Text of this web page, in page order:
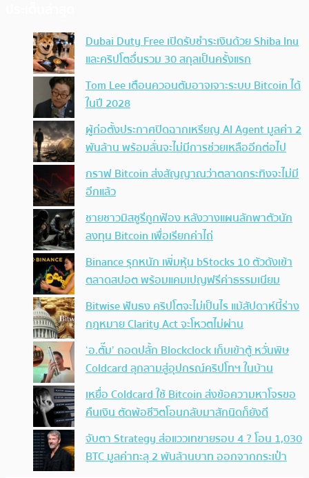
Dubai Duty Free เปิดรับชำระเงินด้วย Shiba Inu
และคริปโตอื่นรวม 30 สกุลเป็นครั้งแรก
Tom Lee เตือนควอนตัมอาจเจาะระบบ Bitcoin ได้
ในปี 2028
ผู้ก่อตั้งประกาศปิดฉากเหรียญ AI Agent มูลค่า 2
พันล้าน พร้อมลั่นจะไม่มีการช่วยเหลืออีกต่อไป
กราฟ Bitcoin ส่งสัญญาณว่าตลาดกระทิงจะไม่มี
อีกแล้ว
ชายชาวมิสซูรีถูกฟ้อง หลังวางแผนลักพาตัวนัก
ลงทุน Bitcoin เพื่อเรียกค่าไถ่
Binance รุกหนัก เพิ่มหุ้น bStocks 10 ตัวดังเข้า
ตลาดสปอต พร้อมแคมเปญฟรีค่าธรรมเนียม
Bitwise ฟันธง คริปโตจะไม่เป็นไร แม้สัปดาห์นี้ร่าง
กฎหมาย Clarity Act จะโหวตไม่ผ่าน
‘อ.ตั๊ม’ ถอดปลั้ก Blockclock เก็บเข้าตู้ หวั่นพิษ
Coldcard ลุกลามสู่อุปกรณ์คริปโทฯ ในบ้าน
เหยื่อ Coldcard ใช้ Bitcoin ส่งข้อความหาโจรขอ
คืนเงิน ตัดพ้อชีวิตโอนกลับมาสักนิดก็ยังดี
จับตา Strategy ส่อแววเทขายรอบ 4 ? โอน 1,030
BTC มูลค่าทะลุ 2 พันล้านบาท ออกจากกระเป๋า